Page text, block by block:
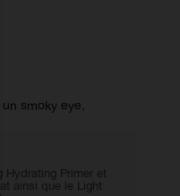
smoky eye.
Hydrating Primer et
ainsi que le Light